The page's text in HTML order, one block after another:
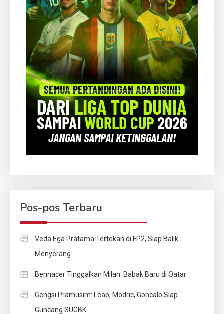
Pos-pos Terbaru
Veda Ega Pratama Tertekan di FP2, Siap Balik
Menyerang
Bennacer Tinggalkan Milan: Babak Baru di Qatar
Gengsi Pramusim: Leao, Modric, Goncalo Siap
Guncang SUGBK